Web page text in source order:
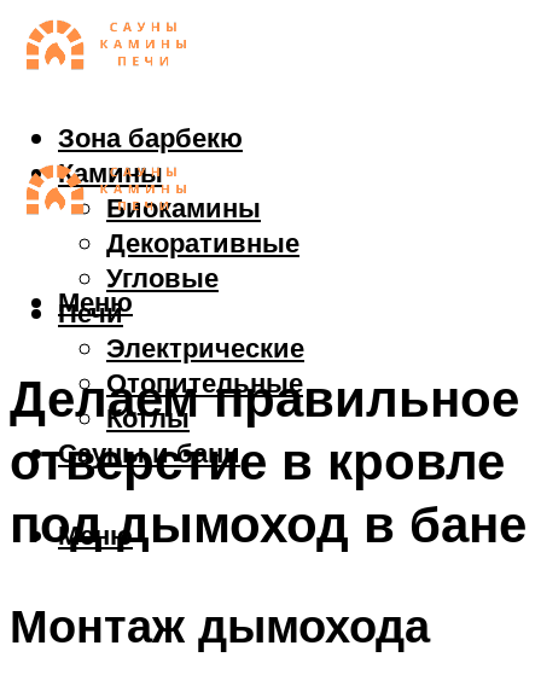
Зона барбекю
Камины
Биокамины
Декоративные
Угловые
Печи
Электрические
Отопительные
Котлы
Сауны и бани
Меню
Меню
Делаем правильное
отверстие в кровле
под дымоход в бане
Монтаж дымохода